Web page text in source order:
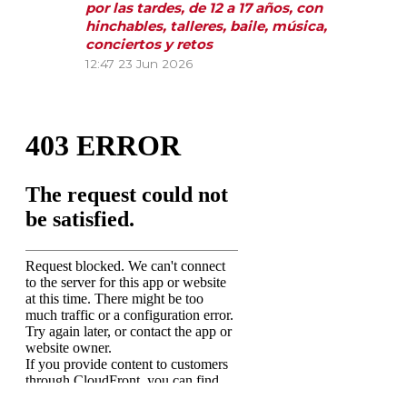
por las tardes, de 12 a 17 años, con
hinchables, talleres, baile, música,
conciertos y retos
12:47 23 Jun 2026